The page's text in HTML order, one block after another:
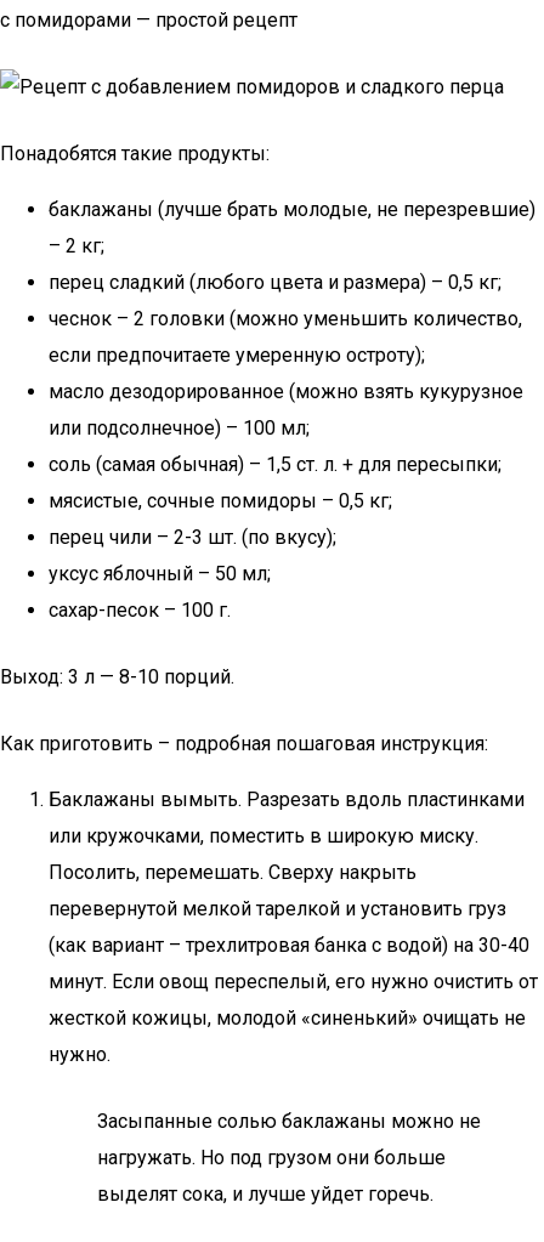
с помидорами — простой рецепт
Понадобятся такие продукты:
баклажаны (лучше брать молодые, не перезревшие)
– 2 кг;
перец сладкий (любого цвета и размера) – 0,5 кг;
чеснок – 2 головки (можно уменьшить количество,
если предпочитаете умеренную остроту);
масло дезодорированное (можно взять кукурузное
или подсолнечное) – 100 мл;
соль (самая обычная) – 1,5 ст. л. + для пересыпки;
мясистые, сочные помидоры – 0,5 кг;
перец чили – 2-3 шт. (по вкусу);
уксус яблочный – 50 мл;
сахар-песок – 100 г.
Выход: 3 л — 8-10 порций.
Как приготовить – подробная пошаговая инструкция:
Баклажаны вымыть. Разрезать вдоль пластинками
или кружочками, поместить в широкую миску.
Посолить, перемешать. Сверху накрыть
перевернутой мелкой тарелкой и установить груз
(как вариант – трехлитровая банка с водой) на 30-40
минут. Если овощ переспелый, его нужно очистить от
жесткой кожицы, молодой «синенький» очищать не
нужно.
Засыпанные солью баклажаны можно не
нагружать. Но под грузом они больше
выделят сока, и лучше уйдет горечь.